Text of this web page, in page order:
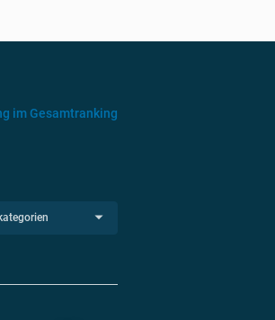
im Gesamtranking